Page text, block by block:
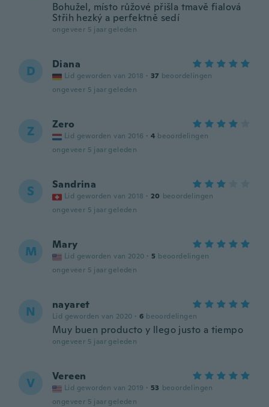
Bohužel, místo růžové přišla tmavě fialová
Střih hezký a perfektně sedí
ongeveer 5 jaar geleden
D Diana
Lid geworden van 2018 · 37 beoordelingen
ongeveer 5 jaar geleden
Z Zero
Lid geworden van 2016 · 4 beoordelingen
ongeveer 5 jaar geleden
S Sandrina
Lid geworden van 2018 · 20 beoordelingen
ongeveer 5 jaar geleden
M Mary
Lid geworden van 2020 · 5 beoordelingen
ongeveer 5 jaar geleden
N nayaret
Lid geworden van 2020 · 6 beoordelingen
Muy buen producto y llego justo a tiempo
ongeveer 5 jaar geleden
V Vereen
Lid geworden van 2019 · 53 beoordelingen
ongeveer 5 jaar geleden